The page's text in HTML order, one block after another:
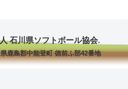
石川県ソフトボール協会.
鹿島郡中能登町 徳前ふ部42番地